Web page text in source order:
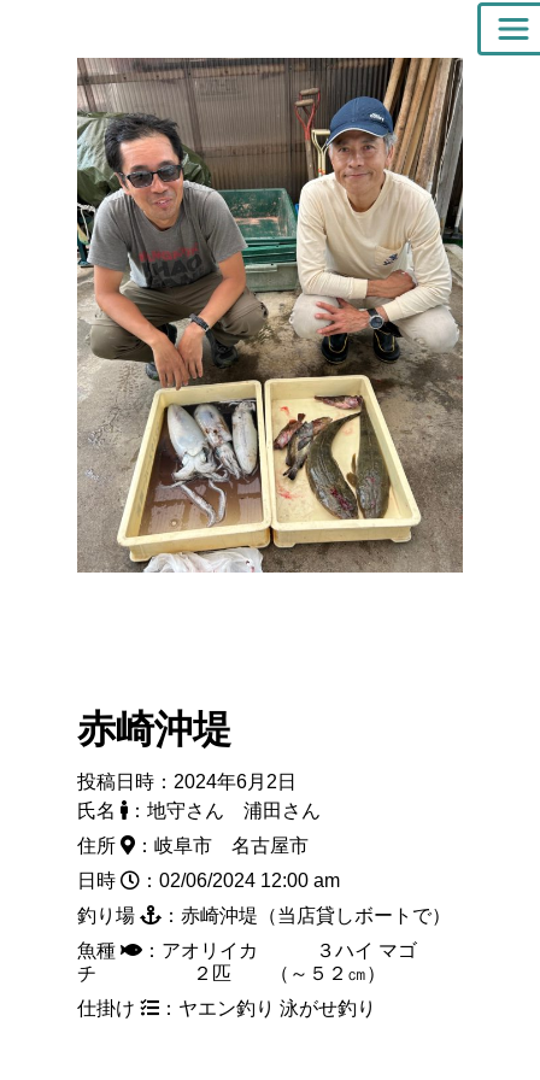
赤崎沖堤
投稿日時：2024年6月2日
氏名
：地守さん 浦田さん
住所
：岐阜市 名古屋市
日時
：02/06/2024 12:00 am
釣り場
：赤崎沖堤（当店貸しボートで）
魚種
：アオリイカ ３ハイ マゴ
チ ２匹 （～５２㎝）
仕掛け
：ヤエン釣り 泳がせ釣り